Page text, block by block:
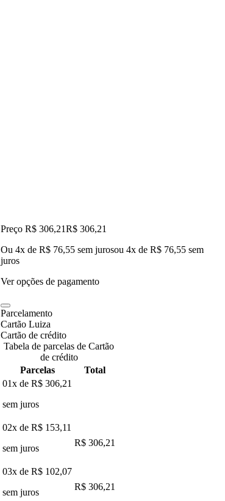
Preço R$ 306,21R$ 306,21
Ou 4x de R$ 76,55 sem jurosou 4x de R$ 76,55 sem
juros
Ver opções de pagamento
Parcelamento
Cartão Luiza
Cartão de crédito
Tabela de parcelas de Cartão
de crédito
Parcelas
Total
01x de R$ 306,21
sem juros
02x de R$ 153,11
sem juros
R$ 306,21
03x de R$ 102,07
sem juros
R$ 306,21